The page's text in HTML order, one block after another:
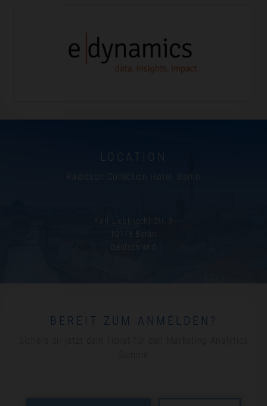
LOCATION
Radisson Collection Hotel, Berlin
Karl-Liebknecht-Str. 3
10178 Berlin
Deutschland
BEREIT ZUM ANMELDEN?